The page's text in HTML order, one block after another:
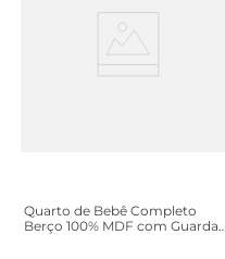
Quarto de Bebê Completo
Berço 100% MDF com Guarda-